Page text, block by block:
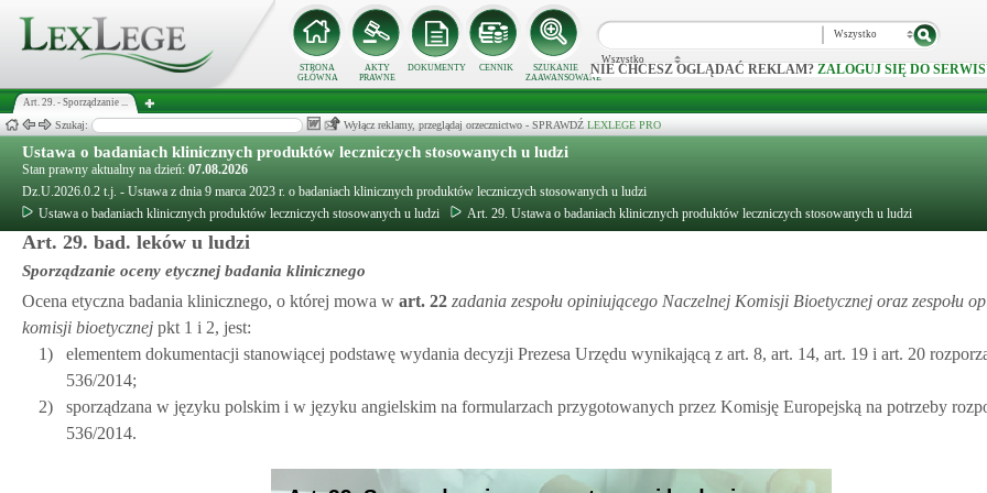
STRONA
GŁÓWNA
AKTY
PRAWNE
DOKUMENTY CENNIK
SZUKANIE
ZAAWANSOWANE
Wszystko
Wszystko
NIE CHCESZ OGLĄDAĆ REKLAM? ZALOGUJ SIĘ DO
Art. 29. - Sporządzanie ...
Szukaj: Wyłącz reklamy, przeglądaj orzecznictwo - SPRAWDŹ LEXLEGE PRO
Ustawa o badaniach klinicznych produktów leczniczych stosowanych u ludzi
Stan prawny aktualny na dzień: 07.08.2026
Dz.U.2026.0.2 t.j. - Ustawa z dnia 9 marca 2023 r. o badaniach klinicznych produktów leczniczych stosowanych u ludzi
Ustawa o badaniach klinicznych produktów leczniczych stosowanych u ludzi
Art. 29. Ustawa o badaniach klinicznych produktów leczniczych stosowanych u ludzi
Art. 29. bad. leków u ludzi
Sporządzanie oceny etycznej badania klinicznego
Ocena etyczna badania klinicznego, o której mowa w art. 22 zadania zespołu opiniującego Naczelnej Komisji Bioetycznej oraz zespołu
komisji bioetycznej pkt 1 i 2, jest:
1)
elementem dokumentacji stanowiącej podstawę wydania decyzji Prezesa Urzędu wynikającą z art. 8, art. 14, art. 19 i art. 20
536/2014;
2)
sporządzana w języku polskim i w języku angielskim na formularzach przygotowanych przez Komisję Europejską na potrzeby
536/2014.